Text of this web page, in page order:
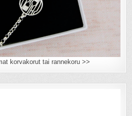
korvakorut tai rannekoru >>